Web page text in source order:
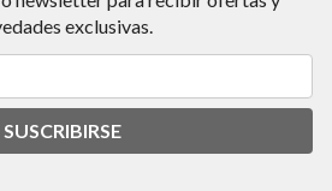
exclusivas.
SUSCRIBIRSE